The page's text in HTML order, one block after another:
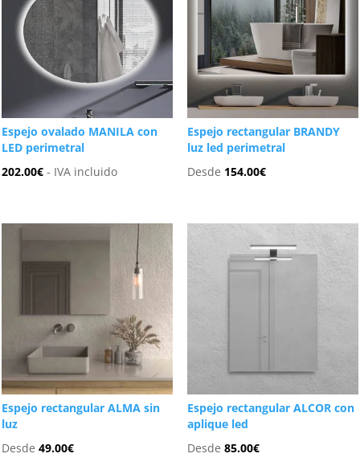
Espejo ovalado MANILA con
LED perimetral
202.00€ - IVA incluido
Espejo rectangular BRANDY
luz led perimetral
Desde 154.00€
Espejo rectangular ALMA sin
luz
Desde49.00€
Espejo rectangular ALCOR con
aplique led
Desde 85.00€